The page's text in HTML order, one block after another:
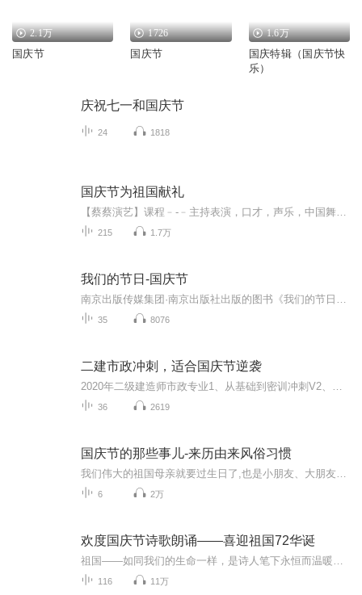
2.1万
国庆节
1726
国庆节
1.6万
国庆特辑（国庆节快
乐）
庆祝七一和国庆节
24 1818
国庆节为祖国献礼
215 1.7万
我们的节日-国庆节
35 8076
二建市政冲刺，适合国庆节逆袭
36 2619
国庆节的那些事儿-来历由来风俗习惯
6 2万
欢度国庆节诗歌朗诵——喜迎祖国72华诞
116 11万